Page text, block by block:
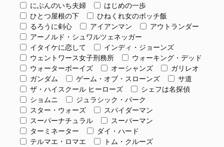
にぶんのいち夫婦
はじめの一歩
ひとつ屋根の下
ひねくれ女のボッチ飯
るろうに剣心
アイアンマン
アウトランダー
アーノルド・シュワルツェネッガー
イタイケに恋して
インディ・ジョーンズ
ウェントワース女子刑務所
ウォーキング・デッド
ウォーターボーイズ
オーシャンズ
ガリレオ
ガンダム
ゲーム・オブ・スローンズ
サ道
ザ・ハイスクール ヒーローズ
シェフは名探偵
ショムニ
ジュラシック・パーク
スター・ウォーズ
スパイダーマン
スーパーナチュラル
スーパーマン
ターミネーター
ダイ・ハード
テルマエ・ロマエ
トム・クルーズ